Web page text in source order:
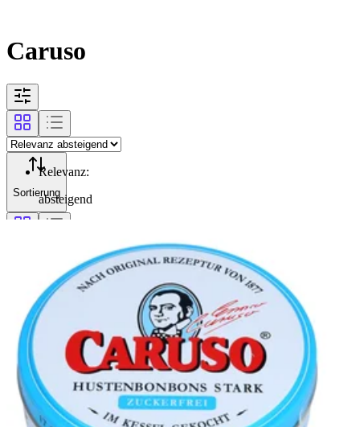
Caruso
Sortierung
Filterung
Relevanz:
absteigend